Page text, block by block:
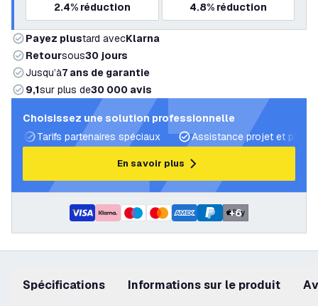
2.4% réduction
4.8% réduction
Payez plustard avecKlarna
Retoursous30 jours
Jusqu’à7 ans de garantie
9,1sur plus de30 000 avis
Choisissez une solution professionnelle
Tarifs partenaires spéciaux
Assistance projet et plans
En savoir plus
+6
Spécifications Informations sur le produit